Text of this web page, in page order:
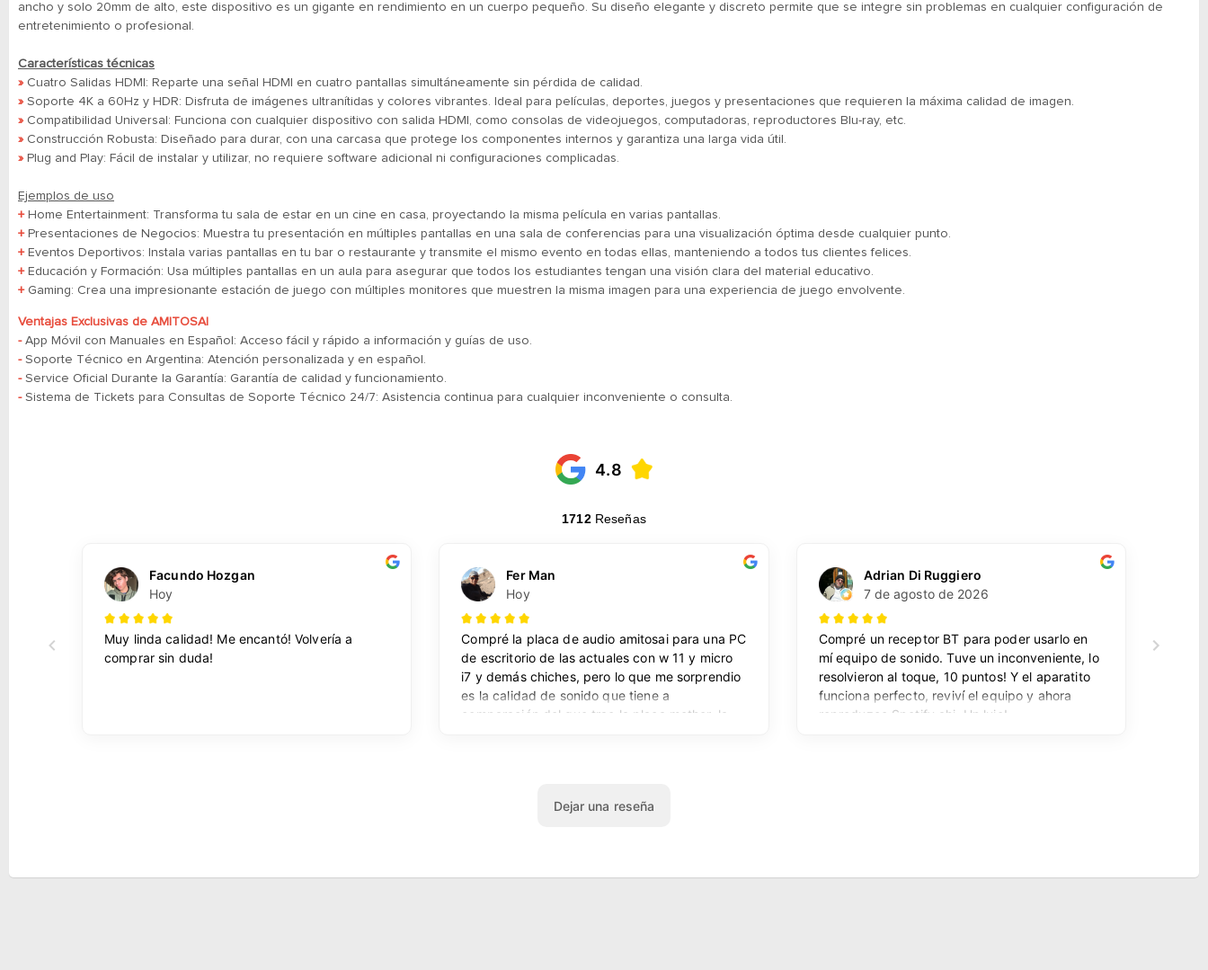
ancho y solo 20mm de alto, este dispositivo es un gigante en rendimiento en un cuerpo pequeño. Su diseño elegante y discreto permite que se integre sin problemas en cualquier configuración de
entretenimiento o profesional.
Características técnicas
» Cuatro Salidas HDMI: Reparte una señal HDMI en cuatro pantallas simultáneamente sin pérdida de calidad.
» Soporte 4K a 60Hz y HDR: Disfruta de imágenes ultranítidas y colores vibrantes. Ideal para películas, deportes, juegos y presentaciones que requieren la máxima calidad de imagen.
» Compatibilidad Universal: Funciona con cualquier dispositivo con salida HDMI, como consolas de videojuegos, computadoras, reproductores Blu-ray, etc.
» Construcción Robusta: Diseñado para durar, con una carcasa que protege los componentes internos y garantiza una larga vida útil.
» Plug and Play: Fácil de instalar y utilizar, no requiere software adicional ni configuraciones complicadas.
Ejemplos de uso
+Home Entertainment: Transforma tu sala de estar en un cine en casa, proyectando la misma película en varias pantallas.
+Presentaciones de Negocios: Muestra tu presentación en múltiples pantallas en una sala de conferencias para una visualización óptima desde cualquier punto.
+Eventos Deportivos: Instala varias pantallas en tu bar o restaurante y transmite el mismo evento en todas ellas, manteniendo a todos tus clientes felices.
+Educación y Formación: Usa múltiples pantallas en un aula para asegurar que todos los estudiantes tengan una visión clara del material educativo.
+Gaming: Crea una impresionante estación de juego con múltiples monitores que muestren la misma imagen para una experiencia de juego envolvente.
Ventajas Exclusivas de AMITOSAI
- App Móvil con Manuales en Español: Acceso fácil y rápido a información y guías de uso.
- Soporte Técnico en Argentina: Atención personalizada y en español.
- Service Oficial Durante la Garantía: Garantía de calidad y funcionamiento.
- ​​​​​​​Sistema de Tickets para Consultas de Soporte Técnico 24/7: Asistencia continua para cualquier inconveniente o consulta.